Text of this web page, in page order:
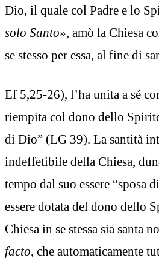
Dio, il quale col Padre e lo
solo Santo», amò la Chiesa
se stesso per essa, al fine di
Ef 5,25-26), l’ha unita a sé
riempita col dono dello
di Dio” (LG 39). La santità
indeffetibile della Chiesa,
tempo dal suo essere “sposa
essere dotata del dono dello
Chiesa in se stessa sia santa
facto, che automaticamente